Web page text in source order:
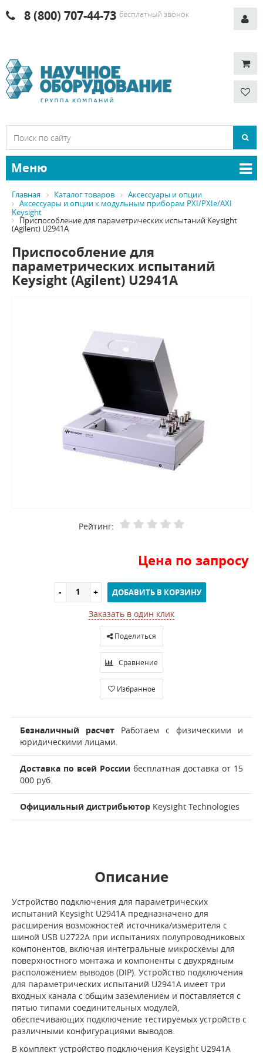
8 (800) 707-44-73 бесплатный звонок
Меню
Главная Каталог товаров
Аксессуары и опции
Аксессуары и опции к модульным приборам PXI/PXIe/AXI
Keysight
Приспособление для параметрических испытаний Keysight
(Agilent) U2941A
Приспособление для
параметрических испытаний
Keysight (Agilent) U2941A
Рейтинг:
Цена по запросу
ДОБАВИТЬ В КОРЗИНУ
Заказать в один клик
Поделиться
Сравнение
Избранное
Безналичный расчет Работаем с физическими и
юридическими лицами.
Доставка по всей России бесплатная доставка от 15
000 руб.
Официальный дистрибьютор Keysight Technologies
Описание
Устройство подключения для параметрических
испытаний Keysight U2941A предназначено для
расширения возможностей источника/измерителя с
шиной USB U2722A при испытаниях полупроводниковых
компонентов, включая интегральные микросхемы для
поверхностного монтажа и компоненты с двухрядным
расположением выводов (DIP). Устройство подключения
для параметрических испытаний U2941A имеет три
входных канала с общим заземлением и поставляется с
пятью типами соединительных модулей,
обеспечивающих подключение тестируемых устройств с
различными конфигурациями выводов.
В комплект устройство подключения Keysight U2941A